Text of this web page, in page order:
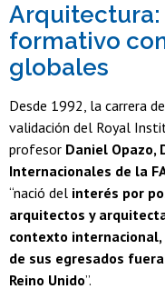
Arquitectura:
formativo
globales
Desde 1992, la carrera
validación del Royal
profesor Daniel Opazo,
Internacionales de la
“nació del interés por
arquitectos y
contexto
de sus egresados
Reino Unido”.